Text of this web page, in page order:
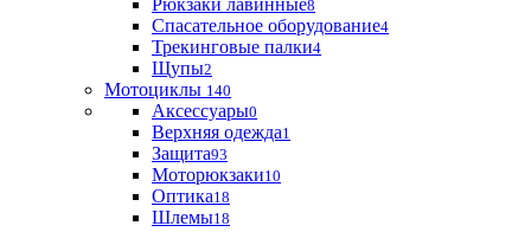
Рюкзаки лавинные8
Спасательное оборудование4
Трекинговые палки4
Щупы2
Мотоциклы 140
Аксессуары0
Верхняя одежда1
Защита93
Моторюкзаки10
Оптика18
Шлемы18